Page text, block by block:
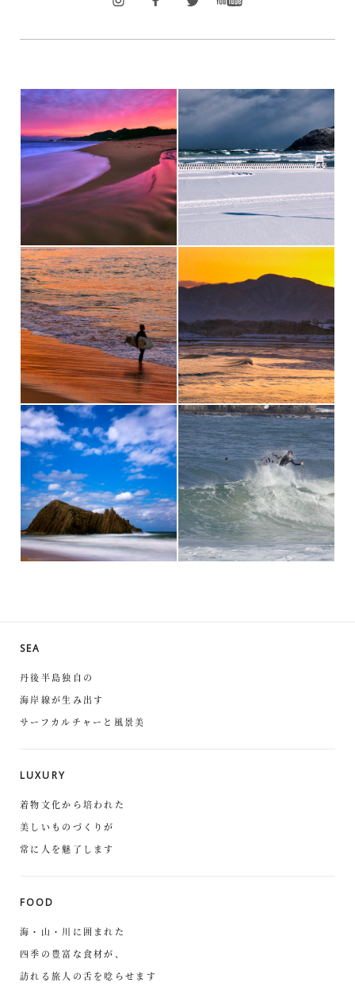
SEA
丹後半島独自の
海岸線が生み出す
サーフカルチャーと風景美
LUXURY
着物文化から培われた
美しいものづくりが
常に人を魅了します
FOOD
海・山・川に囲まれた
四季の豊富な食材が、
訪れる旅人の舌を唸らせます